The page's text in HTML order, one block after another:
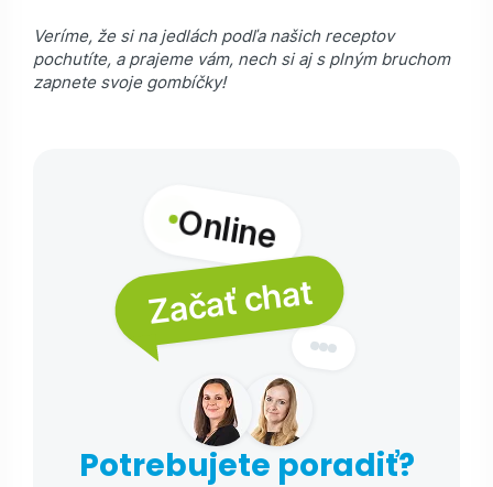
Veríme, že si na jedlách podľa našich receptov
pochutíte, a prajeme vám, nech si aj s plným bruchom
zapnete svoje gombíčky!
Online
Začať chat
Potrebujete poradiť?